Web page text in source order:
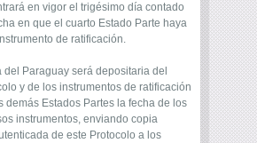
en vigor el trigésimo día contado
en que el cuarto Estado Parte haya
de ratificación.
Paraguay será depositaria del
y de los instrumentos de ratificación
demás Estados Partes la fecha de los
instrumentos, enviando copia
de este Protocolo a los